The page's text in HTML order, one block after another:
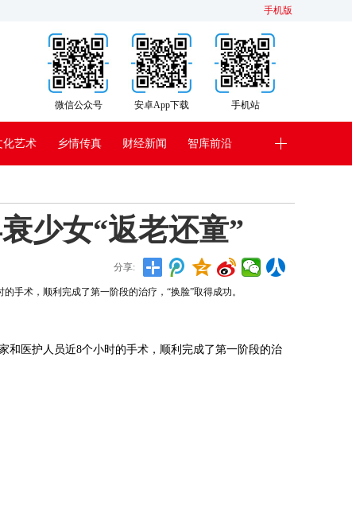
手机版
手机站
安卓App下载
微信公众号
化艺术 乡情传真 财经新闻 智库前沿
少女“返老还童”
分享:
手术，顺利完成了第一阶段的治疗，“换脸”取得成功。
和医护人员近8个小时的手术，顺利完成了第一阶段的治